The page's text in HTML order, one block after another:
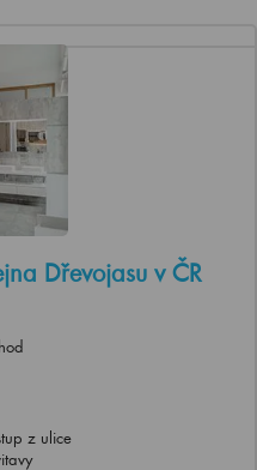
Dřevojasu v ČR
z ulice